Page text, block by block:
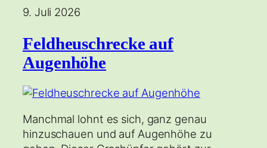
9. Juli 2026
Feldheuschrecke auf
Augenhöhe
Manchmal lohnt es sich, ganz genau
hinzuschauen und auf Augenhöhe zu